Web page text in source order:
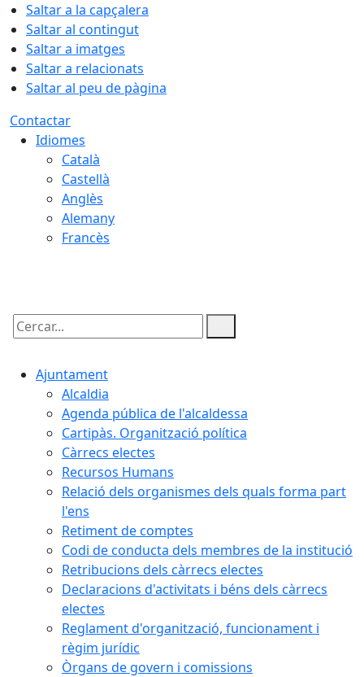
Saltar a la capçalera
Saltar al contingut
Saltar a imatges
Saltar a relacionats
Saltar al peu de pàgina
Contactar
Idiomes
Català
Castellà
Anglès
Alemany
Francès
Cercar:
Ajuntament
Alcaldia
Agenda pública de l'alcaldessa
Cartipàs. Organització política
Càrrecs electes
Recursos Humans
Relació dels organismes dels quals forma part
l'ens
Retiment de comptes
Codi de conducta dels membres de la institució
Retribucions dels càrrecs electes
Declaracions d'activitats i béns dels càrrecs
electes
Reglament d'organització, funcionament i
règim jurídic
Òrgans de govern i comissions